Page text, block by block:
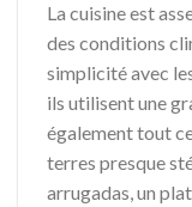
La cuisine est
des conditions
simplicité avec
ils utilisent une
également tout
terres presque
arrugadas, un